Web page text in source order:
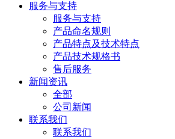
服务与支持
服务与支持
产品命名规则
产品特点及技术特点
产品技术规格书
售后服务
新闻资讯
全部
公司新闻
联系我们
联系我们